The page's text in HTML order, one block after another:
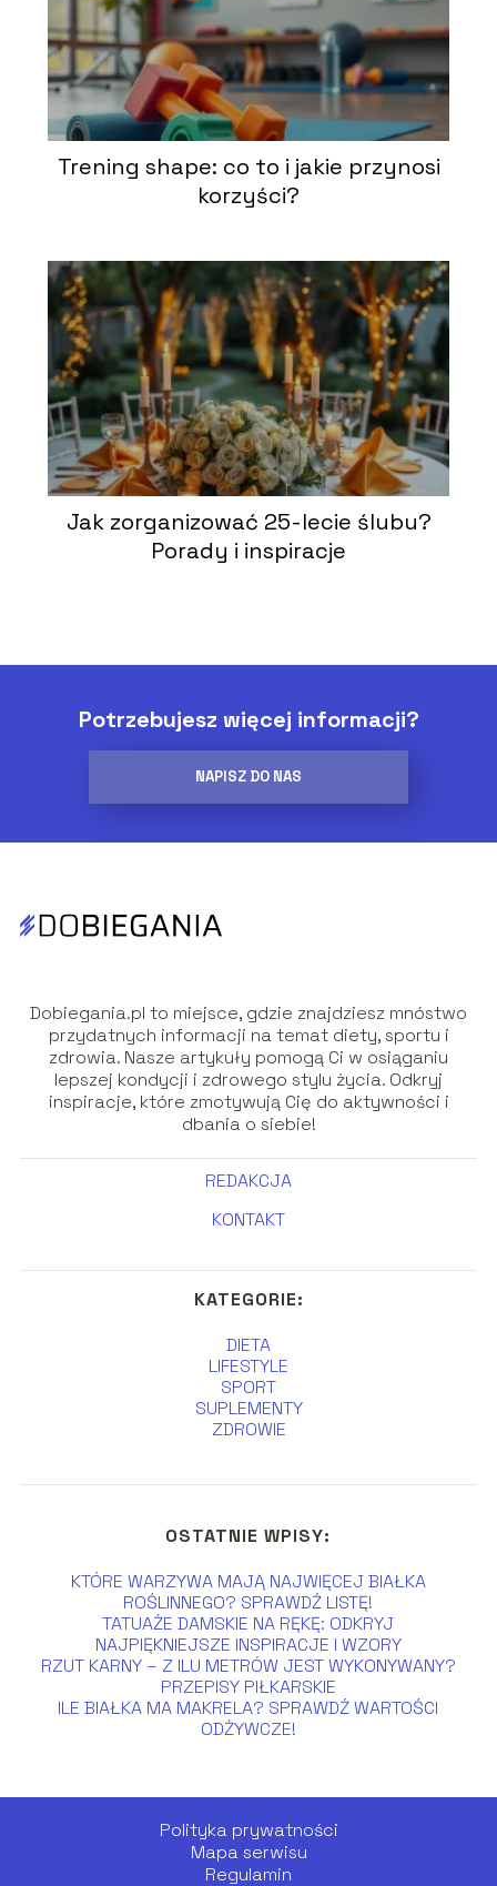
Trening shape: co to i jakie przynosi
korzyści?
Jak zorganizować 25-lecie ślubu?
Porady i inspiracje
Potrzebujesz więcej informacji?
NAPISZ DO NAS
Dobiegania.pl to miejsce, gdzie znajdziesz mnóstwo
przydatnych informacji na temat diety, sportu i
zdrowia. Nasze artykuły pomogą Ci w osiąganiu
lepszej kondycji i zdrowego stylu życia. Odkryj
inspiracje, które zmotywują Cię do aktywności i
dbania o siebie!
REDAKCJA
KONTAKT
KATEGORIE:
DIETA
LIFESTYLE
SPORT
SUPLEMENTY
ZDROWIE
OSTATNIE WPISY:
KTÓRE WARZYWA MAJĄ NAJWIĘCEJ BIAŁKA
ROŚLINNEGO? SPRAWDŹ LISTĘ!
TATUAŻE DAMSKIE NA RĘKĘ: ODKRYJ
NAJPIĘKNIEJSZE INSPIRACJE I WZORY
RZUT KARNY – Z ILU METRÓW JEST WYKONYWANY?
PRZEPISY PIŁKARSKIE
ILE BIAŁKA MA MAKRELA? SPRAWDŹ WARTOŚCI
ODŻYWCZE!
Polityka prywatności
Mapa serwisu
Regulamin